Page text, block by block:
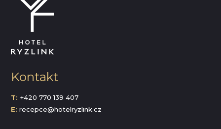
Kontakt
T: +420 770 139 407
E: recepce@hotelryzlink.cz